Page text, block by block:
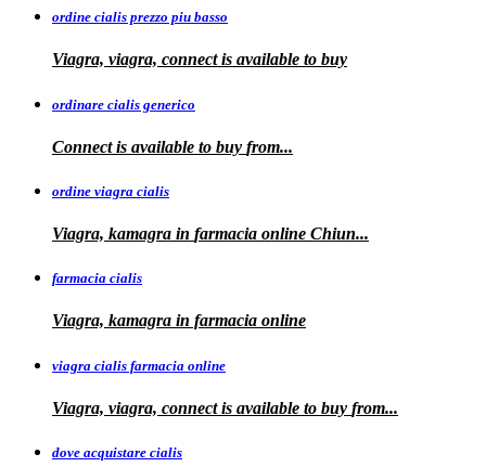
ordine cialis prezzo piu basso
Viagra, viagra, connect is available to buy
ordinare cialis generico
Connect is available to buy from...
ordine viagra cialis
Viagra, kamagra in farmacia online Chiun...
farmacia cialis
Viagra, kamagra in farmacia online
viagra cialis farmacia online
Viagra, viagra, connect is available to buy from...
dove acquistare cialis